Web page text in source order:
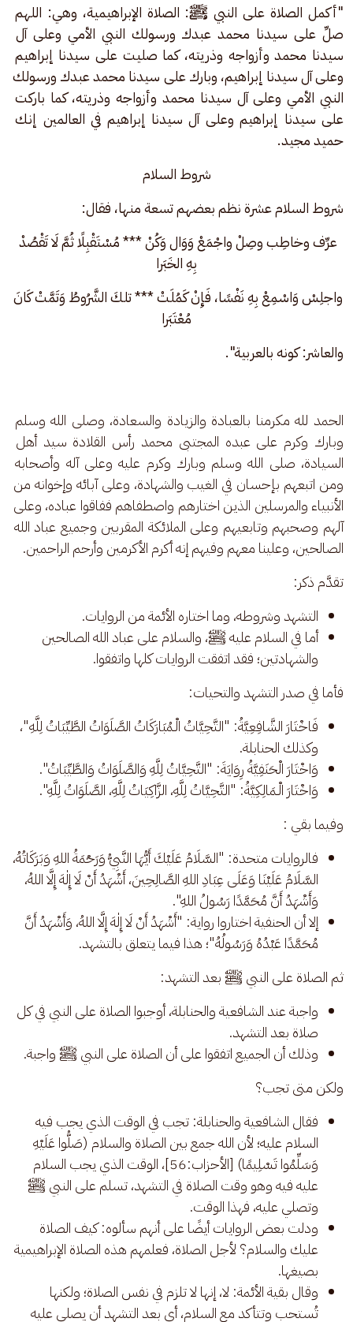
"أكمل الصلاة على النبي ﷺ: الصلاة الإبراهيمية، وهي: اللهم
صلِّ على سيدنا محمد عبدك ورسولك النبي الأمي وعلى آل
سيدنا محمد وأزواجه وذريته، كما صليت على سيدنا إبراهيم
وعلى آل سيدنا إبراهيم، وبارك على سيدنا محمد عبدك ورسولك
النبي الأمي وعلى آل سيدنا محمد وأزواجه وذريته، كما باركت
على سيدنا إبراهيم وعلى آل سيدنا إبراهيم في العالمين إنك
حميد مجيد.
شروط السلام
شروط السلام عشرة نظم بعضهم تسعة منها، فقال:
عرِّف وخاطِب وصِلْ واجْمَعْ وَوَال وَكُنْ *** مُسْتَقْبِلًا ثُمَّ لَا تَقْصُدْ
بِهِ الخَبَرا
واجلِسْ وَاسْمِعْ بِهِ نَفْسًا، فَإِنْ كَمُلَتْ *** تلكَ الشَّرُوطُ وَتَمَّتْ كَانَ
مُعْتَبَرا
والعاشر: كونه بالعربية".
الحمد لله مكرمنا بالعبادة والزيادة والسعادة، وصلى الله وسلم
وبارك وكرم على عبده المجتبى محمد رأس القلادة سيد أهل
السيادة، صلى الله وسلم وبارك وكرم عليه وعلى آله وأصحابه
ومن اتبعهم بإحسان في الغيب والشهادة، وعلى آبائه وإخوانه من
الأنبياء والمرسلين الذين اختارهم واصطفاهم ففاقوا عباده، وعلى
آلهم وصحبهم وتابعيهم وعلى الملائكة المقربين وجميع عباد الله
الصالحين، وعلينا معهم وفيهم إنه أكرم الأكرمين وأرحم الراحمين.
تقدَّم ذكر:
التشهد وشروطه، وما اختاره الأئمة من الروايات.
أما في السلام عليه ﷺ، والسلام على عباد الله الصالحين
والشهادتين؛ فقد اتفقت الروايات كلها واتفقوا.
فأما في صدر التشهد والتحيات:
فَاخْتَارَ الشَّافِعِيَّةُ: "التَّحِيَّاتُ الْـمُبَارَكَاتُ الصَّلَوَاتُ الطَّيِّبَاتُ لِلَّهِ"،
وكذلك الحنابلة.
وَاخْتَارَ الْحَنَفِيَّةُ رِوَايَةَ: "التَّحِيَّاتُ لِلَّهِ وَالصَّلَوَاتُ وَالطَّيِّبَاتُ".
وَاخْتَارَ الْـمَالِكِيَّةُ: "التَّحِيَّاتُ لِلَّهِ، الزَّاكِيَاتُ لِلَّهِ، الصَّلَوَاتُ لِلَّهِ".
وفيما بقي :
فالروايات متحدة: "السَّلَامُ عَلَيْكَ أَيُّهَا النَّبِيُّ وَرَحْمَةُ اللهِ وَبَرَكَاتُهُ،
السَّلَامُ عَلَيْنَا وَعَلَى عِبَادِ اللهِ الصَّالِحِينَ، أَشْهَدُ أَنْ لَا إِلٰهَ إِلَّا اللهُ،
وَأَشْهَدُ أَنَّ مُحَمَّدًا رَسُولُ اللهِ".
إلا أن الحنفية اختاروا رواية: "أَشْهَدُ أَنْ لَا إِلٰهَ إِلَّا اللهُ، وَأَشْهَدُ أَنَّ
مُحَمَّدًا عَبْدُهُ وَرَسُولُهُ"؛ هذا فيما يتعلق بالتشهد.
ثم الصلاة على النبي ﷺ بعد التشهد:
واجبة عند الشافعية والحنابلة، أوجبوا الصلاة على النبي في كل
صلاة بعد التشهد.
وذلك أن الجميع اتفقوا على أن الصلاة على النبي ﷺ واجبة.
ولكن متى تجب؟
فقال الشافعية والحنابلة: تجب في الوقت الذي يجب فيه
السلام عليه؛ لأن الله جمع بين الصلاة والسلام (صَلُّوا عَلَيْهِ
وَسَلِّمُوا تَسْلِيمًا) [الأحزاب:56]، الوقت الذي يجب السلام
عليه فيه وهو وقت الصلاة في التشهد، تسلم على النبي ﷺ
وتصلي عليه، فهذا الوقت.
ودلت بعض الروايات أيضًا على أنهم سألوه: كيف الصلاة
عليك والسلام؟ لأجل الصلاة، فعلمهم هذه الصلاة الإبراهيمية
بصيغها.
وقال بقية الأئمة: لا، إنها لا تلزم في نفس الصلاة؛ ولكنها
تُستحب وتتأكد مع السلام، أي بعد التشهد أن يصلي عليه